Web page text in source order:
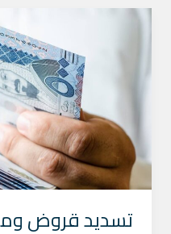
تسديد قروض